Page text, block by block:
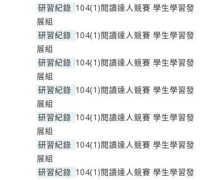
研習紀錄 104(1)閱讀達人競賽 學生學習發
展組
研習紀錄 104(1)閱讀達人競賽 學生學習發
展組
研習紀錄 104(1)閱讀達人競賽 學生學習發
展組
研習紀錄 104(1)閱讀達人競賽 學生學習發
展組
研習紀錄 104(1)閱讀達人競賽 學生學習發
展組
研習紀錄 104(1)閱讀達人競賽 學生學習發
展組
研習紀錄 104(1)閱讀達人競賽 學生學習發